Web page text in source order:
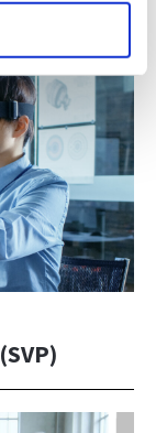
schafft"